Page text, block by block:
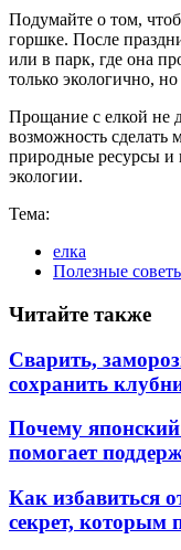
Подумайте о том,
горшке. После
или в парк, где она
только экологично,
Прощание с елкой не
возможность сделать
природные ресурсы и
экологии.
Тема:
елка
Полезные
Читайте также
Сварить,
сохранить
Почему
помогает
Как избавиться
секрет, которым